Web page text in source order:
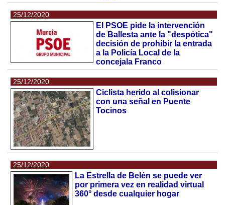
25/12/2020
El PSOE pide la intervención
de Ballesta ante la "despótica"
decisión de prohibir la entrada
a la Policía Local de la
concejala Franco
25/12/2020
Ciclista herido al colisionar
con una señal en Puente
Tocinos
25/12/2020
La Estrella de Belén se puede ver
por primera vez en realidad virtual
360° desde cualquier hogar